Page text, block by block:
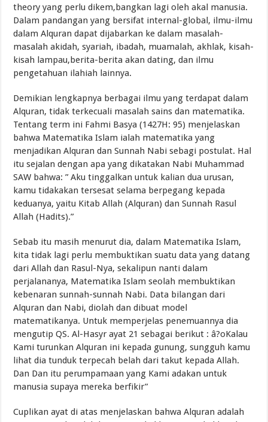
theory yang perlu dikem,bangkan lagi oleh akal manusia.
Dalam pandangan yang bersifat internal-global, ilmu-ilmu
dalam Alquran dapat dijabarkan ke dalam masalah-
masalah akidah, syariah, ibadah, muamalah, akhlak, kisah-
kisah lampau,berita-berita akan dating, dan ilmu
pengetahuan ilahiah lainnya.
Demikian lengkapnya berbagai ilmu yang terdapat dalam
Alquran, tidak terkecuali masalah sains dan matematika.
Tentang term ini Fahmi Basya (1427H: 95) menjelaskan
bahwa Matematika Islam ialah matematika yang
menjadikan Alquran dan Sunnah Nabi sebagi postulat. Hal
itu sejalan dengan apa yang dikatakan Nabi Muhammad
SAW bahwa: ” Aku tinggalkan untuk kalian dua urusan,
kamu tidakakan tersesat selama berpegang kepada
keduanya, yaitu Kitab Allah (Alquran) dan Sunnah Rasul
Allah (Hadits).”
Sebab itu masih menurut dia, dalam Matematika Islam,
kita tidak lagi perlu membuktikan suatu data yang datang
dari Allah dan Rasul-Nya, sekalipun nanti dalam
perjalananya, Matematika Islam seolah membuktikan
kebenaran sunnah-sunnah Nabi. Data bilangan dari
Alquran dan Nabi, diolah dan dibuat model
matematikanya. Untuk memperjelas penemuannya dia
mengutip QS. Al-Hasyr ayat 21 sebagai berikut : â?oKalau
Kami turunkan Alquran ini kepada gunung, sungguh kamu
lihat dia tunduk terpecah belah dari takut kepada Allah.
Dan Dan itu perumpamaan yang Kami adakan untuk
manusia supaya mereka berfikir”
Cuplikan ayat di atas menjelaskan bahwa Alquran adalah